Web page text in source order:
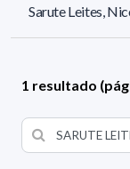
Sarute Leites,
1 resultado